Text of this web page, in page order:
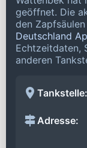
geöffnet. Die
den
Deutschland
Echtzeitdaten,
anderen
Tankstelle:
Adresse: